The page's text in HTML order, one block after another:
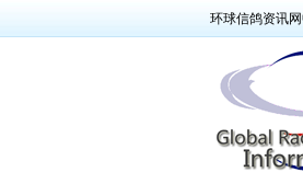
环球信鸽资讯